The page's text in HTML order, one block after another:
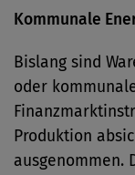
Kommunale
Bislang sind
oder
Produktion
ausgenommen.